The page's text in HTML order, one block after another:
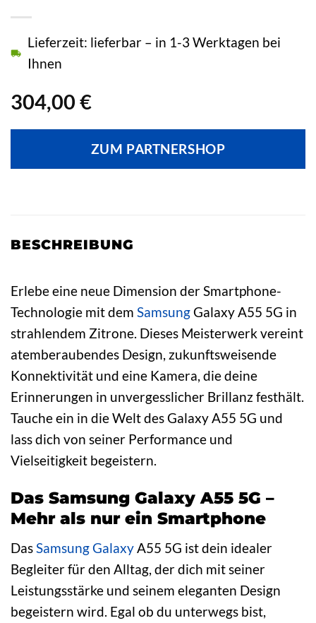
304,00 €
Lieferzeit: lieferbar – in 1-3 Werktagen bei
Ihnen
ZUM PARTNERSHOP
BESCHREIBUNG
Erlebe eine neue Dimension der Smartphone-
Technologie mit dem SamsungGalaxy A55 5G in
strahlendem Zitrone. Dieses Meisterwerk vereint
atemberaubendes Design, zukunftsweisende
Konnektivität und eine Kamera, die deine
Erinnerungen in unvergesslicher Brillanz festhält.
Tauche ein in die Welt des Galaxy A55 5G und
lass dich von seiner Performance und
Vielseitigkeit begeistern.
Das Samsung Galaxy A55 5G –
Mehr als nur ein Smartphone
DasSamsung GalaxyA55 5G ist dein idealer
Begleiter für den Alltag, der dich mit seiner
Leistungsstärke und seinem eleganten Design
begeistern wird. Egal ob du unterwegs bist,